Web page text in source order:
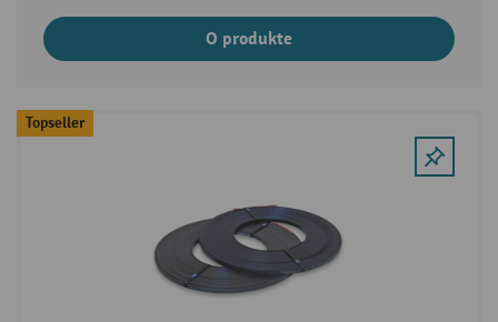
O produkte
Topseller